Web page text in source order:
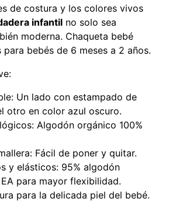
de costura y los colores vivos
infantil no solo sea
moderna. Chaqueta bebé
bebés de 6 meses a 2 años.
Un lado con estampado de
otro en color azul oscuro.
Algodón orgánico 100%
Fácil de poner y quitar.
y elásticos: 95% algodón
para mayor flexibilidad.
para la delicada piel del bebé.